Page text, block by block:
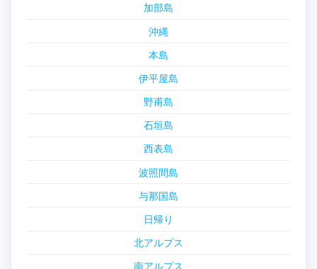
加部島
沖縄
本島
伊平屋島
野甫島
石垣島
西表島
波照間島
与那国島
日帰り
北アルプス
南アルプス